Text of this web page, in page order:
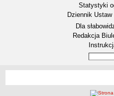
Statystyki
Dziennik Ustaw
Menu dodatkowe
Dla
Redakcja